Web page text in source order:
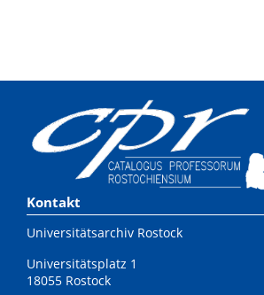
Kontakt
Universitätsarchiv Rostock
Universitätsplatz 1
18055 Rostock